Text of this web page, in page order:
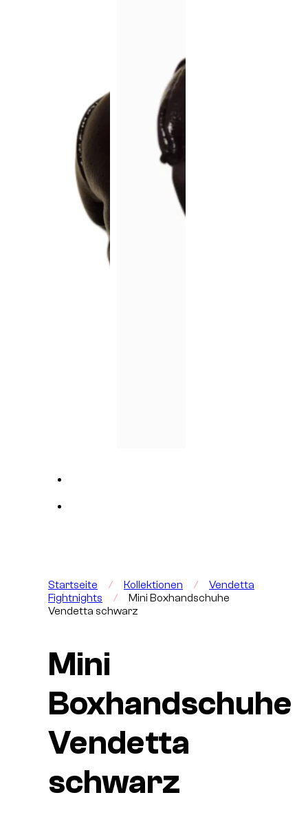
Startseite / Kollektionen /
Vendetta
Fightnights
/
Mini Boxhandschuhe
Vendetta schwarz
Mini
Boxhandschuhe
Vendetta
schwarz